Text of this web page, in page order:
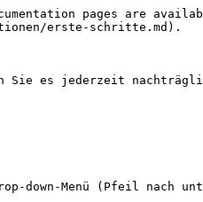
pages are
erste-schritte.md).
Sie es jederzeit
down-Menü (Pfeil nach